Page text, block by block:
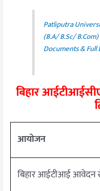
Patliputra
(B.A/ B.Sc/
Documents & Full
बिहार
आयोजन
बिहार आईटीआई आवेदन